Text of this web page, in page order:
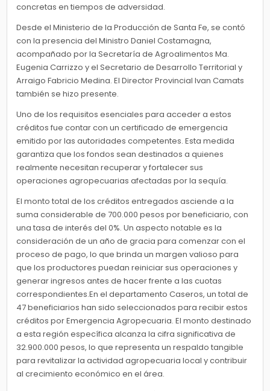
concretas en tiempos de adversidad.
Desde el Ministerio de la Producción de Santa Fe, se contó
con la presencia del Ministro Daniel Costamagna,
acompañado por la Secretaría de Agroalimentos Ma.
Eugenia Carrizzo y el Secretario de Desarrollo Territorial y
Arraigo Fabricio Medina. El Director Provincial Ivan Camats
también se hizo presente.
Uno de los requisitos esenciales para acceder a estos
créditos fue contar con un certificado de emergencia
emitido por las autoridades competentes. Esta medida
garantiza que los fondos sean destinados a quienes
realmente necesitan recuperar y fortalecer sus
operaciones agropecuarias afectadas por la sequía.
El monto total de los créditos entregados asciende a la
suma considerable de 700.000 pesos por beneficiario, con
una tasa de interés del 0%. Un aspecto notable es la
consideración de un año de gracia para comenzar con el
proceso de pago, lo que brinda un margen valioso para
que los productores puedan reiniciar sus operaciones y
generar ingresos antes de hacer frente a las cuotas
correspondientes.En el departamento Caseros, un total de
47 beneficiarios han sido seleccionados para recibir estos
créditos por Emergencia Agropecuaria. El monto destinado
a esta región específica alcanza la cifra significativa de
32.900.000 pesos, lo que representa un respaldo tangible
para revitalizar la actividad agropecuaria local y contribuir
al crecimiento económico en el área.